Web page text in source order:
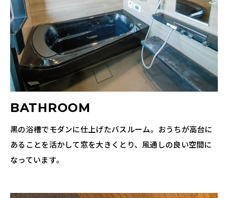
BATHROOM
黒の浴槽でモダンに仕上げたバスルーム。おうちが高台に
あることを活かして窓を大きくとり、風通しの良い空間に
なっています。